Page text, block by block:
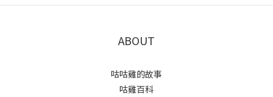
ABOUT
咕咕雞的故事
咕雞百科